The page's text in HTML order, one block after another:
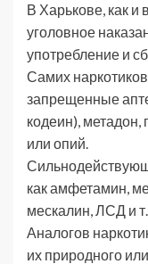
В Харькове, как и
уголовное
употребление и
Самих
запрещенные
кодеин), метадон,
или опий.
как амфетамин,
мескалин, ЛСД и
Аналогов
их природного